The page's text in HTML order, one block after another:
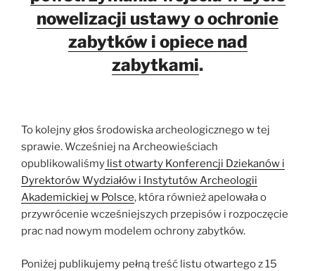
nowelizacji ustawy o ochronie
zabytków i opiece nad
zabytkami.
To kolejny głos środowiska archeologicznego w tej
sprawie. Wcześniej na Archeowieściach
opublikowaliśmy list otwarty Konferencji Dziekanów i
Dyrektorów Wydziałów i Instytutów Archeologii
Akademickiej w Polsce, która również apelowała o
przywrócenie wcześniejszych przepisów i rozpoczęcie
prac nad nowym modelem ochrony zabytków.
Poniżej publikujemy pełną treść listu otwartego z 15